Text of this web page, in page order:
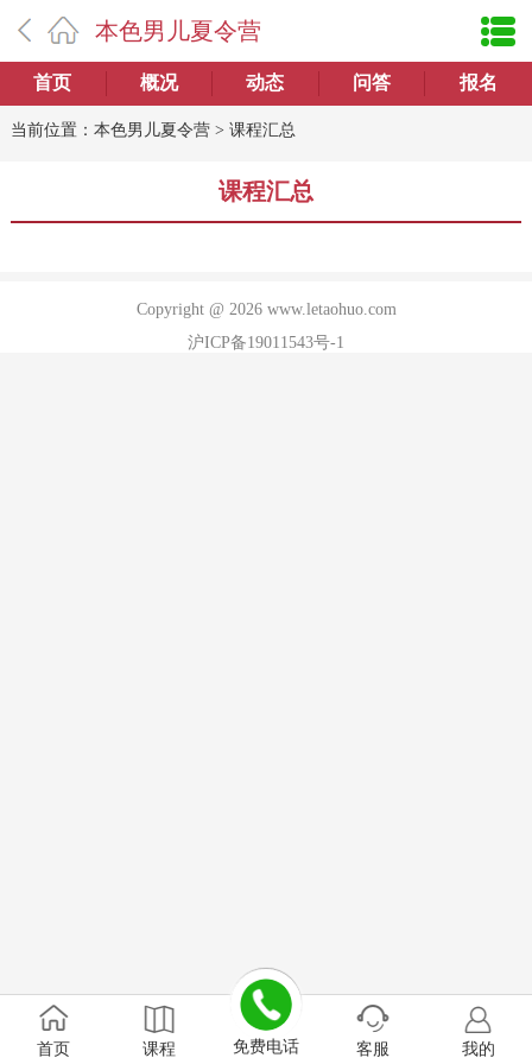
本色男儿夏令营
首页 概况 动态 问答 报名
当前位置： 本色男儿夏令营> 课程汇总
课程汇总
首页 课程 免费电话 客服 我的
Copyright @ 2026 www.letaohuo.com
沪ICP备19011543号-1